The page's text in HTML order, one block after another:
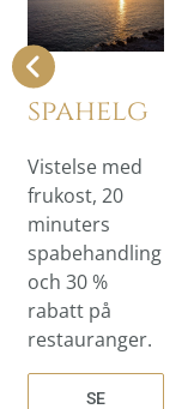
spahelg
Vistelse med
frukost, 20
minuters
spabehandling
och 30 %
rabatt på
restauranger.
SE